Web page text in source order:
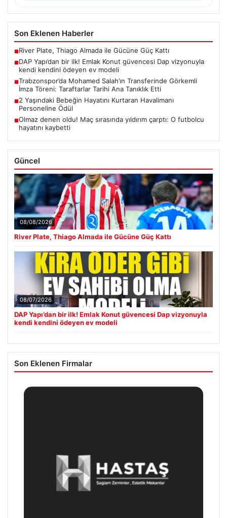
Son Eklenen Haberler
■River Plate, Thiago Almada ile Gücüne Güç Kattı
■DAP Yapı’dan bir ilk! Emlak Konut güvencesi Dap vizyonuyla
kendi kendini ödeyen ev modeli
■Trabzonspor’da Mohamed Salah’ın Transferinde Görkemli
İmza Töreni: Taraftarlar Tarihi Ana Tanıklık Etti
■2 Yaşındaki Bebeğin Hayatını Kurtaran Havalimanı
Personeline Ödül
■Olmaz denen oldu! Maç sırasında yıldırım çarptı: O futbolcu
hayatını kaybetti
Güncel
08/08/2026
River Plate, Thiago Almada ile Gücüne Güç Kattı
08/07/2026
DAP Yapı’dan bir ilk! Emlak Konut güvencesi Dap vizyonuyla
kendi kendini ödeyen ev modeli
Son Eklenen Firmalar